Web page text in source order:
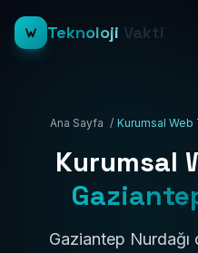
Teknoloji Vakti
Ana Sayfa / Kurumsal Web
Kurumsal
Gaziantep